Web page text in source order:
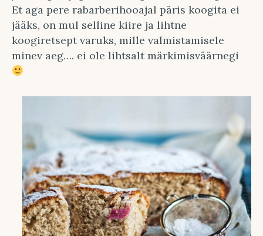
Et aga pere rabarberihooajal päris koogita ei
jääks, on mul selline kiire ja lihtne
koogiretsept varuks, mille valmistamisele
minev aeg…. ei ole lihtsalt märkimisväärnegi